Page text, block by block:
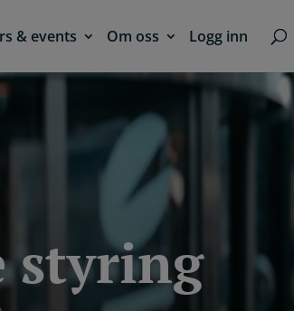
& events Om oss Logg inn
styring